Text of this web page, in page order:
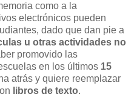
como a la
electrónicos pueden
dado que dan pie a
u otras actividades no
promovido las
en los últimos 15
atrás y quiere reemplazar
libros de texto.